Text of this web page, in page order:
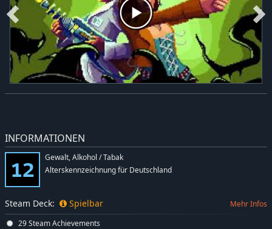
INFORMATIONEN
Gewalt, Alkohol / Tabak
Alterskennzeichnung für Deutschland
Steam Deck: Spielbar Mehr Infos
29 Steam Achievements